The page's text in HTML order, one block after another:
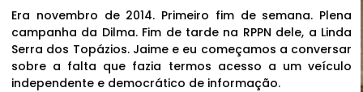
Era novembro de 2014. Primeiro fim de semana. Plena
campanha da Dilma. Fim de tarde na RPPN dele, a Linda
Serra dos Topázios. Jaime e eu começamos a conversar
sobre a falta que fazia termos acesso a um veículo
independente e democrático de informação.